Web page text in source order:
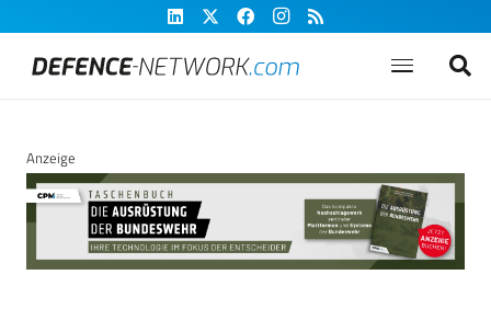
Anzeige